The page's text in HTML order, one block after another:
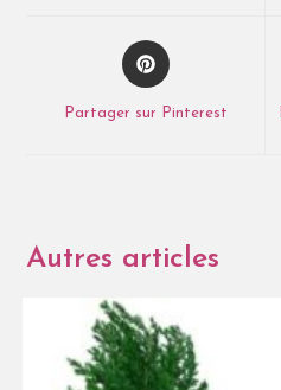
Partager sur Pinterest
Autres articles